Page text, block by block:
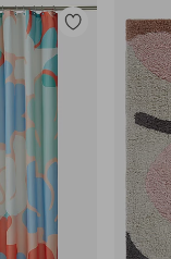
Tilføj